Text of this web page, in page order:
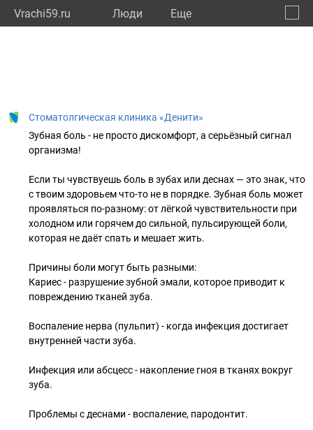
Vrachi59.ru Люди Eще
Стоматолгическая клиника «Денити»
Зубная боль - не просто дискомфорт, а серьёзный сигнал
организма!
Если ты чувствуешь боль в зубах или деснах — это знак, что
с твоим здоровьем что-то не в порядке. Зубная боль может
проявляться по-разному: от лёгкой чувствительности при
холодном или горячем до сильной, пульсирующей боли,
которая не даёт спать и мешает жить.
Причины боли могут быть разными:
Кариес - разрушение зубной эмали, которое приводит к
повреждению тканей зуба.
Воспаление нерва (пульпит) - когда инфекция достигает
внутренней части зуба.
Инфекция или абсцесс - накопление гноя в тканях вокруг
зуба.
Проблемы с деснами - воспаление, пародонтит.